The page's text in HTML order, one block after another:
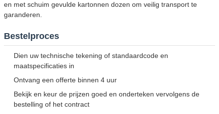
en met schuim gevulde kartonnen dozen om veilig transport te
garanderen.
Bestelproces
Dien uw technische tekening of standaardcode en
maatspecificaties in
Ontvang een offerte binnen 4 uur
Bekijk en keur de prijzen goed en onderteken vervolgens de
bestelling of het contract